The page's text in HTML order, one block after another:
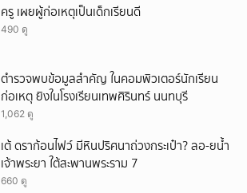
ครู เผยผู้ก่อเหตุเป็นเด็กเรียนดี
490 ดู
ตำรวจพบข้อมูลสำคัญ ในคอมพิวเตอร์นักเรียน
ก่อเหตุ ยิงในโรงเรียนเทพศิรินทร์ นนทบุรี
1,062 ดู
เต้ ดราก้อนไฟว์ มีหินปริศนาถ่วงกระเป๋า? ลอ-ยน้ำ
เจ้าพระยา ใต้สะพานพระราม 7
660 ดู